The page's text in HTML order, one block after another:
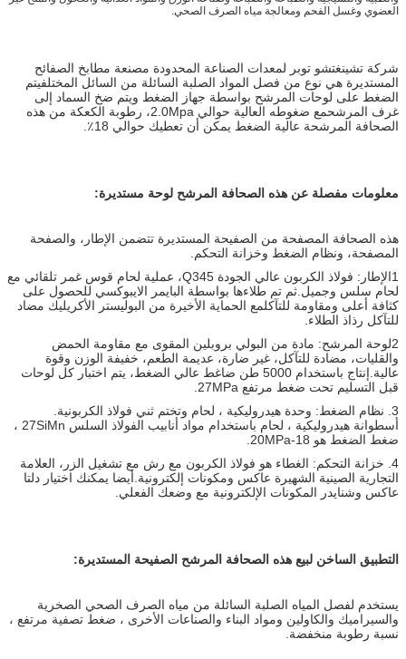
العضوي وغسل الفحم ومعالجة مياه الصرف الصحي.
شركة تشينغتشو توبر لمعدات الصناعة المحدودة مصنعة مطابخ الصفائح
المستديرة هي نوع من فصل المواد الصلبة السائلة من السائل المختلفيتم
الضغط على لوحات المرشح بواسطة جهاز الضغط ويتم ضخ السماد إلى
غرف المرشحمع ضغوطه العالية حوالي 2.0Mpa، رطوبة الكعكة من هذه
الصحافة المرشحة عالية الضغط يمكن أن تعطيك حوالي 18٪.
معلومات مفصلة عن هذه الصحافة المرشح لوحة مستديرة:
هذه الصحافة المصفحة من الصفيحة المستديرة تتضمن الإطار، والصفحة
المصفحة، ونظام الضغط وخزانة التحكم.
1الإطار: فولاذ الكربون عالي الجودة Q345، عملية لحام قوس غمر تلقائي مع
لحام سلس وجميل.ثم تم طلاءها بواسطة البايمر الايبوكسي للحصول على
كثافة أعلى ومقاومة للتآكلمع الحماية الأخيرة من البوليستر الأكريليك مضاد
للتآكل رذاذ الطلاء.
2لوحة المرشح: مادة من البولي بروبلين المقوى مع مقاومة الحمض
والقليات، مضادة للتآكل، غير ضارة، عديمة الطعم، خفيفة الوزن وقوة
عالية.إنتاج باستخدام 5000 طن ضاغط عالي الضغط، يتم اختبار كل لوحات
قبل التسليم تحت ضغط مرتفع 27MPa.
3. نظام الضغط: وحدة هيدروليكية ، لحام وتختم ثني فولاذ الكربونية.
أسطوانة هيدروليكية ، لحام باستخدام مواد أنابيب الفولاذ السلس 27SiMn ،
ضغط الضغط هو 18-20MPa.
4. خزانة التحكم: الغطاء هو فولاذ الكربون مع رش مع تشغيل الزر، العلامة
التجارية الصينية الشهيرة عاكس ومكونات إلكترونية.أيضا يمكنك اختيار دلتا
عاكس وشنايدر المكونات الإلكترونية مع وضعك الفعلي.
التطبيق الساخن لبيع هذه الصحافة المرشح الصفيحة المستديرة:
يستخدم لفصل المياه الصلبة السائلة من مياه الصرف الصحي الصخرية
والسيراميك والكاولين ومواد البناء والصناعات الأخرى ، ضغط تصفية مرتفع ،
نسبة رطوبة منخفضة.